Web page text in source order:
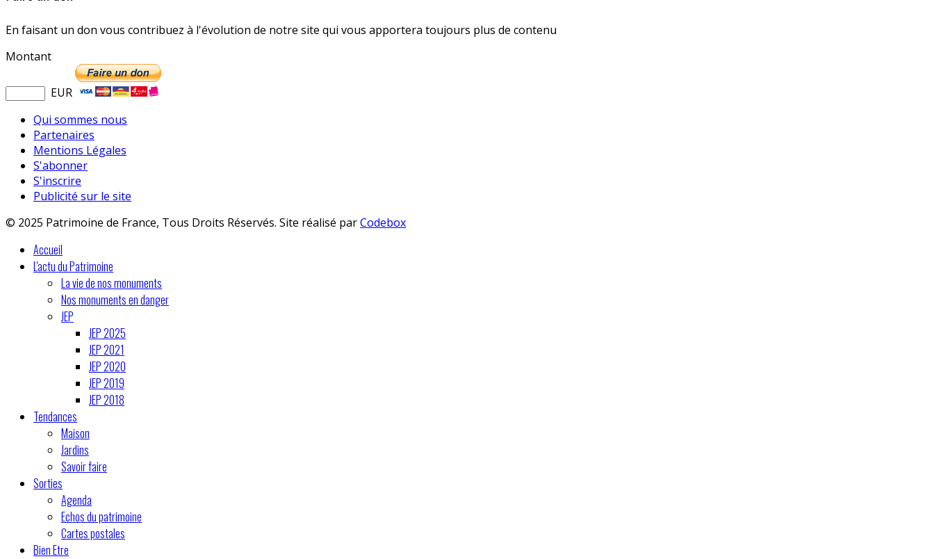
En faisant un don vous contribuez à l'évolution de notre site qui vous apportera toujours plus de contenu
Montant
EUR
Qui sommes nous
Partenaires
Mentions Légales
S'abonner
S'inscrire
Publicité sur le site
© 2025 Patrimoine de France, Tous Droits Réservés. Site réalisé parCodebox
Accueil
L'actu du Patrimoine
La vie de nos monuments
Nos monuments en danger
JEP
JEP 2025
JEP 2021
JEP 2020
JEP 2019
JEP 2018
Tendances
Maison
Jardins
Savoir faire
Sorties
Agenda
Echos du patrimoine
Cartes postales
Bien Etre